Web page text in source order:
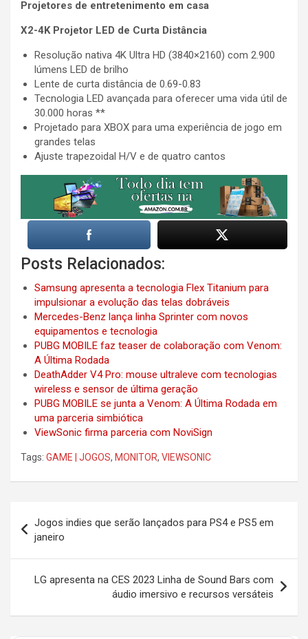
Projetores de entretenimento em casa
X2-4K Projetor LED de Curta Distância
Resolução nativa 4K Ultra HD (3840×2160) com 2.900
lúmens LED de brilho
Lente de curta distância de 0.69-0.83
Tecnologia LED avançada para oferecer uma vida útil de
30.000 horas **
Projetado para XBOX para uma experiência de jogo em
grandes telas
Ajuste trapezoidal H/V e de quatro cantos
Posts Relacionados:
Samsung apresenta a tecnologia Flex Titanium para
impulsionar a evolução das telas dobráveis
Mercedes-Benz lança linha Sprinter com novos
equipamentos e tecnologia
PUBG MOBILE faz teaser de colaboração com Venom:
A Última Rodada
DeathAdder V4 Pro: mouse ultraleve com tecnologias
wireless e sensor de última geração
PUBG MOBILE se junta a Venom: A Última Rodada em
uma parceria simbiótica
ViewSonic firma parceria com NoviSign
Tags: GAME | JOGOS, MONITOR, VIEWSONIC
navigation
Jogos indies que serão lançados para PS4 e PS5 em
janeiro
LG apresenta na CES 2023 Linha de Sound Bars com
áudio imersivo e recursos versáteis